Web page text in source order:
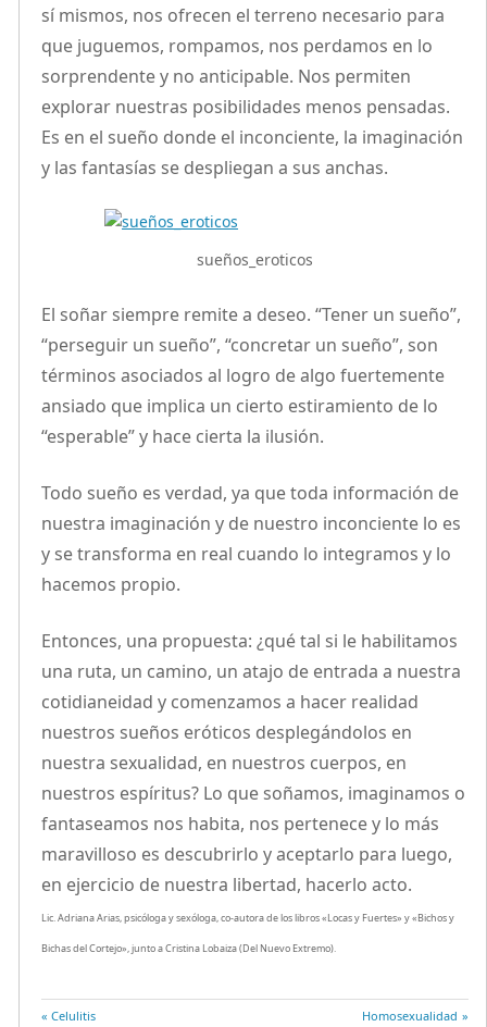
sí mismos, nos ofrecen el terreno necesario para
que juguemos, rompamos, nos perdamos en lo
sorprendente y no anticipable. Nos permiten
explorar nuestras posibilidades menos pensadas.
Es en el sueño donde el inconciente, la imaginación
y las fantasías se despliegan a sus anchas.
sueños_eroticos
El soñar siempre remite a deseo. “Tener un sueño”,
“perseguir un sueño”, “concretar un sueño”, son
términos asociados al logro de algo fuertemente
ansiado que implica un cierto estiramiento de lo
“esperable” y hace cierta la ilusión.
Todo sueño es verdad, ya que toda información de
nuestra imaginación y de nuestro inconciente lo es
y se transforma en real cuando lo integramos y lo
hacemos propio.
Entonces, una propuesta: ¿qué tal si le habilitamos
una ruta, un camino, un atajo de entrada a nuestra
cotidianeidad y comenzamos a hacer realidad
nuestros sueños eróticos desplegándolos en
nuestra sexualidad, en nuestros cuerpos, en
nuestros espíritus? Lo que soñamos, imaginamos o
fantaseamos nos habita, nos pertenece y lo más
maravilloso es descubrirlo y aceptarlo para luego,
en ejercicio de nuestra libertad, hacerlo acto.
Lic. Adriana Arias, psicóloga y sexóloga, co-autora de los libros «Locas y Fuertes» y «Bichos y
Bichas del Cortejo», junto a Cristina Lobaiza (Del Nuevo Extremo).
Entrada
Celulitis
Entrada
Homosexualidad